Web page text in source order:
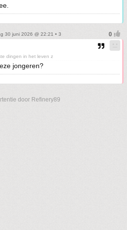
30 juni 2026 @ 22:21 • 3
dingen in het leven z
jongeren?
door Refinery89